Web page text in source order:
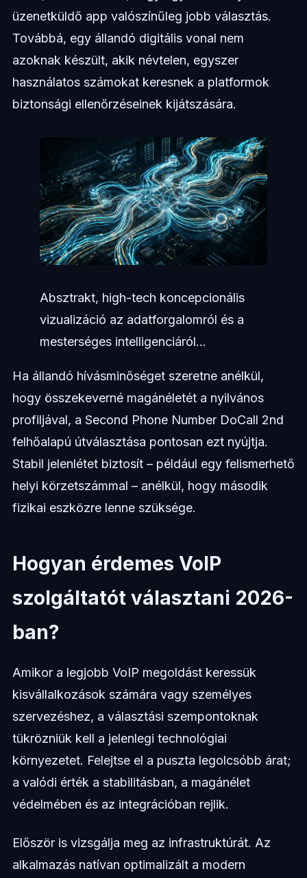
üzenetküldő app valószínűleg jobb választás.
Továbbá, egy állandó digitális vonal nem
azoknak készült, akik névtelen, egyszer
használatos számokat keresnek a platformok
biztonsági ellenőrzéseinek kijátszására.
Absztrakt, high-tech koncepcionális
vizualizáció az adatforgalomról és a
mesterséges intelligenciáról...
Ha állandó hívásminőséget szeretne anélkül,
hogy összekeverné magánéletét a nyilvános
profiljával, a Second Phone Number DoCall 2nd
felhőalapú útválasztása pontosan ezt nyújtja.
Stabil jelenlétet biztosít – például egy felismerhető
helyi körzetszámmal – anélkül, hogy második
fizikai eszközre lenne szüksége.
Hogyan érdemes VoIP
szolgáltatót választani 2026-
ban?
Amikor a legjobb VoIP megoldást keressük
kisvállalkozások számára vagy személyes
szervezéshez, a választási szempontoknak
tükrözniük kell a jelenlegi technológiai
környezetet. Felejtse el a puszta legolcsóbb árat;
a valódi érték a stabilitásban, a magánélet
védelmében és az integrációban rejlik.
Először is vizsgálja meg az infrastruktúrát. Az
alkalmazás natívan optimalizált a modern